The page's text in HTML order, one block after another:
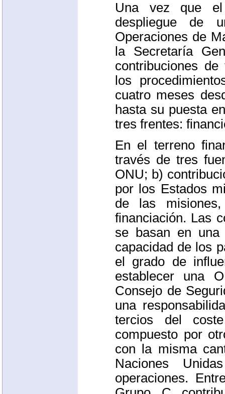
Una vez que el
despliegue de
Operaciones de
la Secretaría
contribuciones
los
cuatro meses
hasta su puesta
tres frentes:
En el terreno
través de tres
ONU; b)
por los Estados
de las
financiación. Las
se basan en una
capacidad de los
el grado de
establecer una
Consejo de
una
tercios del
compuesto por
con la misma
Naciones
operaciones.